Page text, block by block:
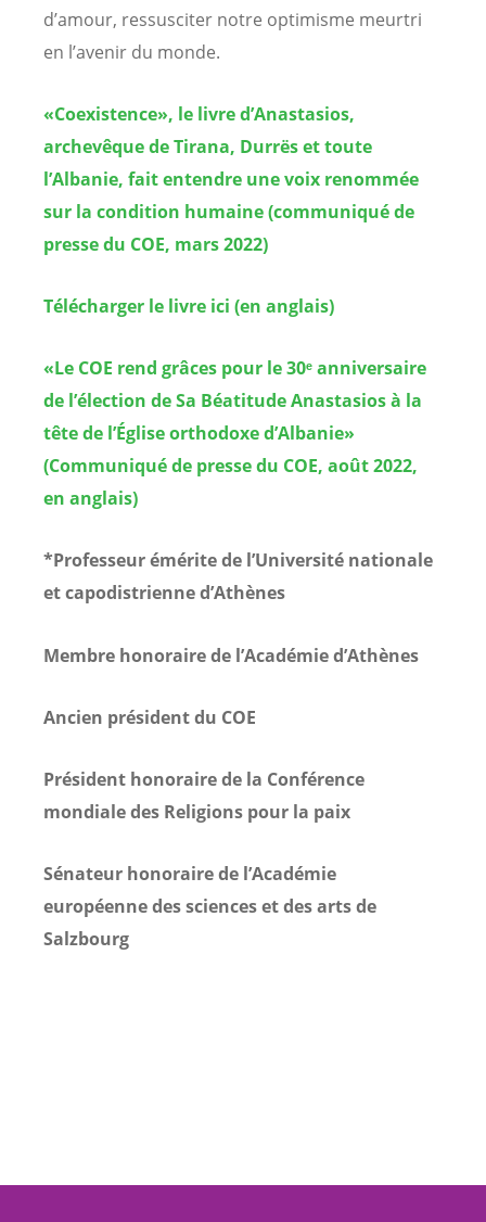
d’amour, ressusciter notre optimisme meurtri
en l’avenir du monde.
«Coexistence», le livre d’Anastasios,
archevêque de Tirana, Durrës et toute
l’Albanie, fait entendre une voix renommée
sur la condition humaine (communiqué de
presse du COE, mars 2022)
Télécharger le livre ici (en anglais)
«Le COE rend grâces pour le 30ᵉanniversaire
de l’élection de Sa Béatitude Anastasios à la
tête de l’Église orthodoxe d’Albanie»
(Communiqué de presse du COE, août 2022,
en anglais)
*Professeur émérite de l’Université nationale
et capodistrienne d’Athènes
Membre honoraire de l’Académie d’Athènes
Ancien président du COE
Président honoraire de la Conférence
mondiale des Religions pour la paix
Sénateur honoraire de l’Académie
européenne des sciences et des arts de
Salzbourg